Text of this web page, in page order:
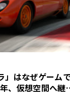
キャデラ
テスラ
」はなぜゲームで
、仮想空間へ継
ニの美学